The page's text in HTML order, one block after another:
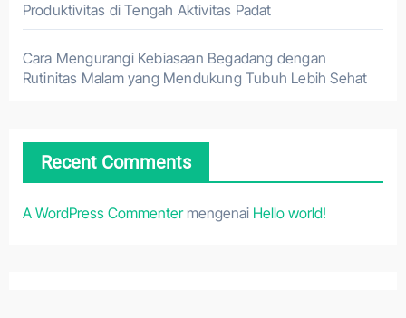
Produktivitas di Tengah Aktivitas Padat
Cara Mengurangi Kebiasaan Begadang dengan
Rutinitas Malam yang Mendukung Tubuh Lebih Sehat
Recent Comments
A WordPress Commentermengenai Hello world!